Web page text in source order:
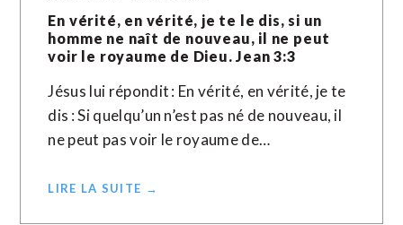
En vérité, en vérité, je te le dis, si un
homme ne naît de nouveau, il ne peut
voir le royaume de Dieu. Jean 3:3
Jésus lui répondit : En vérité, en vérité, je te
dis : Si quelqu’un n’est pas né de nouveau, il
ne peut pas voir le royaume de…
LIRE LA SUITE →